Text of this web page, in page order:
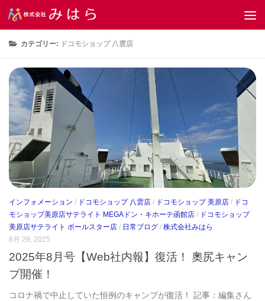
コンテンツへスキップ
カテゴリー: ドコモショップ 八雲店
インフォメーション / ドコモショップ 八雲店 / ドコモショップ 美原店 / ドコ
モショップ美原店サテライト MEGAドン・キホーテ函館店 / ドコモショップ
美原店サテライト ポールスター店 / 日常ブログ / 株式会社みはら
8月 29, 2025
2025年8月号【Web社内報】復活！ 奧尻キャン
プ開催！
コロナ禍で中止していた恒例のキャンプが復活！ 記事：編集さん